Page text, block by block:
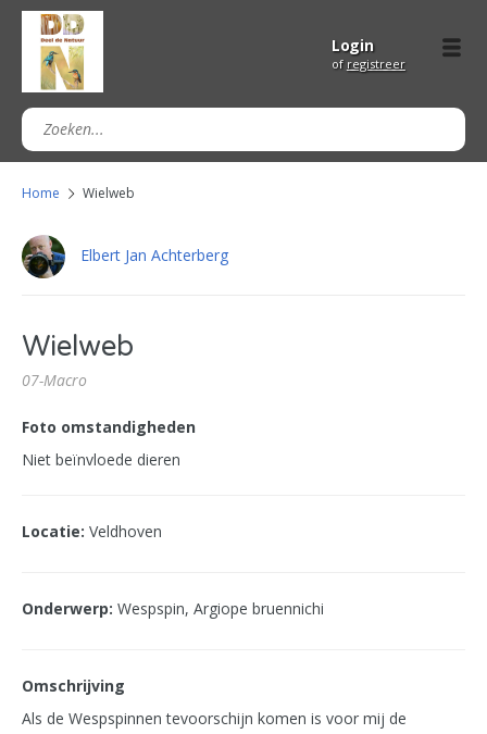
Login
of registreer
Home Wielweb
Elbert Jan Achterberg
Wielweb
07-Macro
Foto omstandigheden
Niet beïnvloede dieren
Locatie: Veldhoven
Onderwerp: Wespspin, Argiope bruennichi
Omschrijving
Als de Wespspinnen tevoorschijn komen is voor mij de